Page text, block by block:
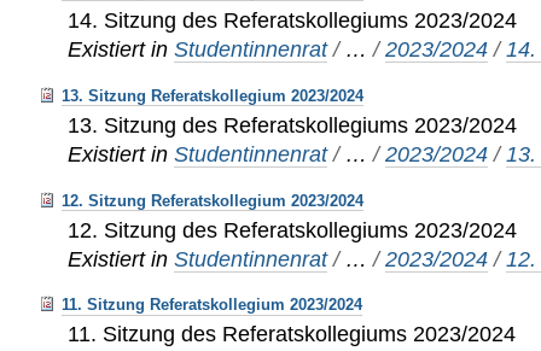
14. Sitzung des Referatskollegiums 2023/2024
Existiert in Studentinnenrat / …/2023/2024 /
13. Sitzung Referatskollegium 2023/2024
13. Sitzung des Referatskollegiums 2023/2024
Existiert in Studentinnenrat / …/2023/2024 /
12. Sitzung Referatskollegium 2023/2024
12. Sitzung des Referatskollegiums 2023/2024
Existiert in Studentinnenrat / …/2023/2024 /
11. Sitzung Referatskollegium 2023/2024
11. Sitzung des Referatskollegiums 2023/2024